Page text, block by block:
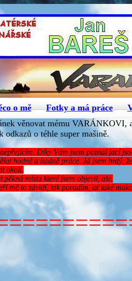
o mě Fotky a má práce
věnovat mému VARÁNKOVI,
o téhle super mašině.
Díky Vám jsem poznal jací
hodně a hodně práce. Já jsem hrdý,
okolí.
pěkná místa které jsem objevil, ale.
mě to závidí, tak poradím, ať také